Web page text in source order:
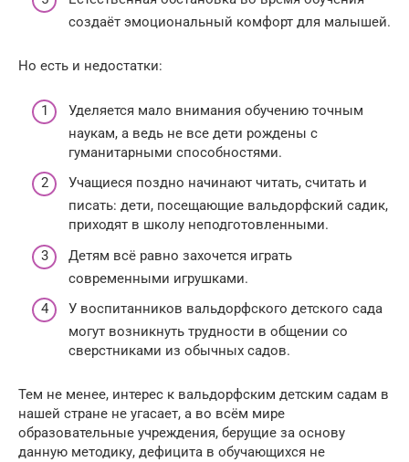
создаёт эмоциональный комфорт для малышей.
Но есть и недостатки:
Уделяется мало внимания обучению точным
наукам, а ведь не все дети рождены с
гуманитарными способностями.
Учащиеся поздно начинают читать, считать и
писать: дети, посещающие вальдорфский садик,
приходят в школу неподготовленными.
Детям всё равно захочется играть
современными игрушками.
У воспитанников вальдорфского детского сада
могут возникнуть трудности в общении со
сверстниками из обычных садов.
Тем не менее, интерес к вальдорфским детским садам в
нашей стране не угасает, а во всём мире
образовательные учреждения, берущие за основу
данную методику, дефицита в обучающихся не